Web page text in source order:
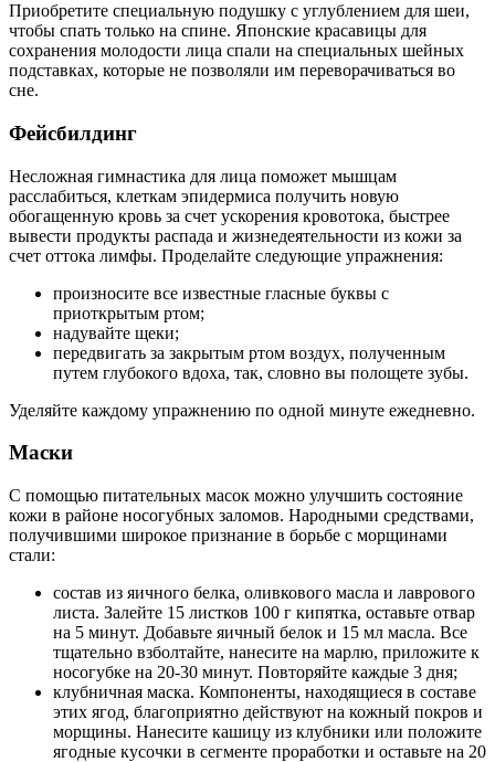
Приобретите специальную подушку с углублением для шеи,
чтобы спать только на спине. Японские красавицы для
сохранения молодости лица спали на специальных шейных
подставках, которые не позволяли им переворачиваться во
сне.
Фейсбилдинг
Несложная гимнастика для лица поможет мышцам
расслабиться, клеткам эпидермиса получить новую
обогащенную кровь за счет ускорения кровотока, быстрее
вывести продукты распада и жизнедеятельности из кожи за
счет оттока лимфы. Проделайте следующие упражнения:
произносите все известные гласные буквы с
приоткрытым ртом;
надувайте щеки;
передвигать за закрытым ртом воздух, полученным
путем глубокого вдоха, так, словно вы полощете зубы.
Уделяйте каждому упражнению по одной минуте ежедневно.
Маски
С помощью питательных масок можно улучшить состояние
кожи в районе носогубных заломов. Народными средствами,
получившими широкое признание в борьбе с морщинами
стали:
состав из яичного белка, оливкового масла и лаврового
листа. Залейте 15 листков 100 г кипятка, оставьте отвар
на 5 минут. Добавьте яичный белок и 15 мл масла. Все
тщательно взболтайте, нанесите на марлю, приложите к
носогубке на 20-30 минут. Повторяйте каждые 3 дня;
клубничная маска. Компоненты, находящиеся в составе
этих ягод, благоприятно действуют на кожный покров и
морщины. Нанесите кашицу из клубники или положите
ягодные кусочки в сегменте проработки и оставьте на 20